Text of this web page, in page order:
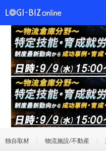
独自取材 物流施設/不動産